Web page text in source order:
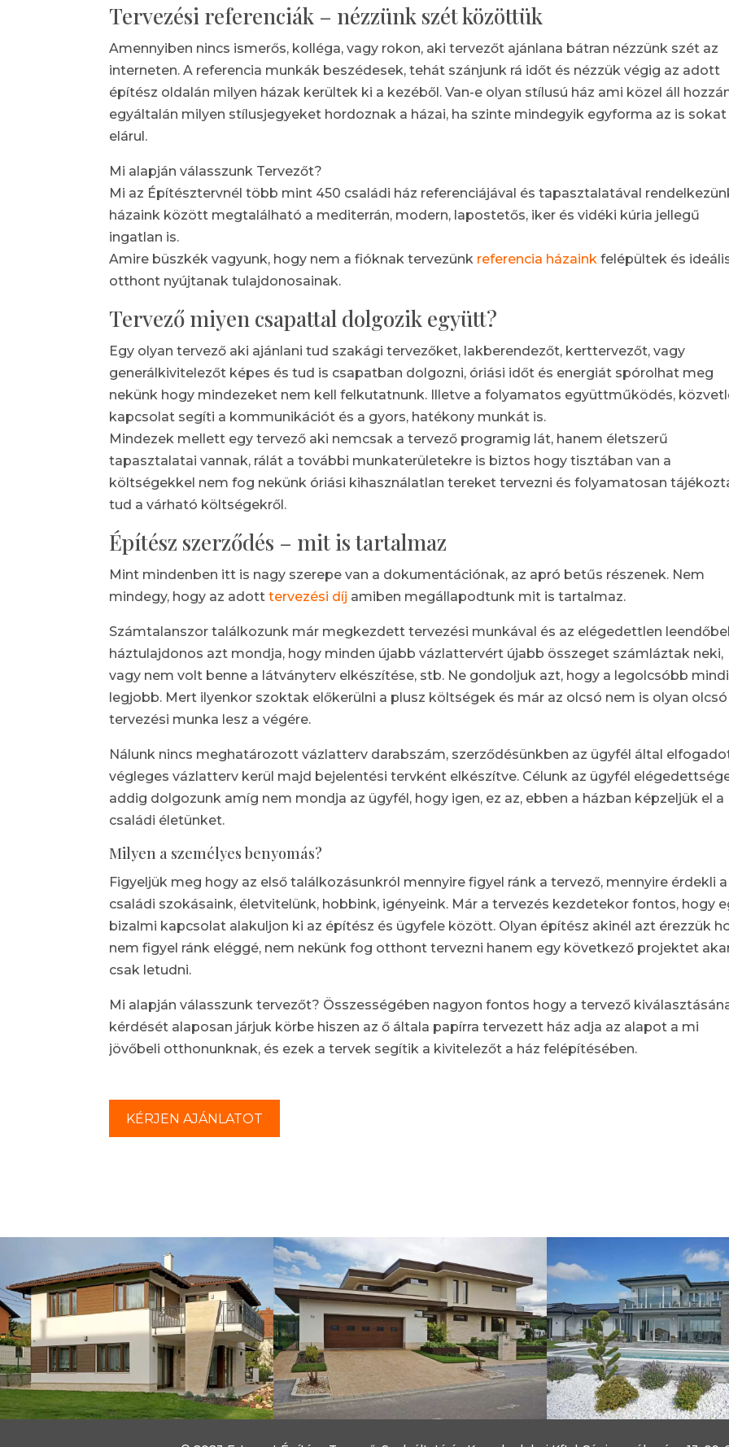
Tervezési referenciák – nézzünk szét közöttük
Amennyiben nincs ismerős, kolléga, vagy rokon, aki tervezőt ajánlana bátran nézzünk szét az
interneten. A referencia munkák beszédesek, tehát szánjunk rá időt és nézzük végig az adott
építész oldalán milyen házak kerültek ki a kezéből. Van-e olyan stílusú ház ami közel áll
egyáltalán milyen stílusjegyeket hordoznak a házai, ha szinte mindegyik egyforma az is sokat
elárul.
Mi alapján válasszunk Tervezőt?
Mi az Építésztervnél több mint 450 családi ház referenciájával és tapasztalatával
házaink között megtalálható a mediterrán, modern, lapostetős, iker és vidéki kúria jellegű
ingatlan is.
Amire büszkék vagyunk, hogy nem a fióknak tervezünk referencia házaink felépültek és
otthont nyújtanak tulajdonosainak.
Tervező miyen csapattal dolgozik együtt?
Egy olyan tervező aki ajánlani tud szakági tervezőket, lakberendezőt, kerttervezőt, vagy
generálkivitelezőt képes és tud is csapatban dolgozni, óriási időt és energiát spórolhat meg
nekünk hogy mindezeket nem kell felkutatnunk. Illetve a folyamatos együttműködés,
kapcsolat segíti a kommunikációt és a gyors, hatékony munkát is.
Mindezek mellett egy tervező aki nemcsak a tervező programig lát, hanem életszerű
tapasztalatai vannak, rálát a további munkaterületekre is biztos hogy tisztában van a
költségekkel nem fog nekünk óriási kihasználatlan tereket tervezni és folyamatosan
tud a várható költségekről.
Építész szerződés – mit is tartalmaz
Mint mindenben itt is nagy szerepe van a dokumentációnak, az apró betűs részenek. Nem
mindegy, hogy az adotttervezési díj amiben megállapodtunk mit is tartalmaz.
Számtalanszor találkozunk már megkezdett tervezési munkával és az elégedettlen
háztulajdonos azt mondja, hogy minden újabb vázlattervért újabb összeget számláztak neki,
vagy nem volt benne a látványterv elkészítése, stb. Ne gondoljuk azt, hogy a legolcsóbb
legjobb. Mert ilyenkor szoktak előkerülni a plusz költségek és már az olcsó nem is olyan olcsó
tervezési munka lesz a végére.
Nálunk nincs meghatározott vázlatterv darabszám, szerződésünkben az ügyfél által
végleges vázlatterv kerül majd bejelentési tervként elkészítve. Célunk az ügyfél
addig dolgozunk amíg nem mondja az ügyfél, hogy igen, ez az, ebben a házban képzeljük el a
családi életünket.
Milyen a személyes benyomás?
Figyeljük meg hogy az első találkozásunkról mennyire figyel ránk a tervező, mennyire érdekli a
családi szokásaink, életvitelünk, hobbink, igényeink. Már a tervezés kezdetekor fontos, hogy
bizalmi kapcsolat alakuljon ki az építész és ügyfele között. Olyan építész akinél azt érezzük
nem figyel ránk eléggé, nem nekünk fog otthont tervezni hanem egy következő projektet
csak letudni.
Mi alapján válasszunk tervezőt? Összességében nagyon fontos hogy a tervező
kérdését alaposan járjuk körbe hiszen az ő általa papírra tervezett ház adja az alapot a mi
jövőbeli otthonunknak, és ezek a tervek segítik a kivitelezőt a ház felépítésében.
KÉRJEN AJÁNLATOT